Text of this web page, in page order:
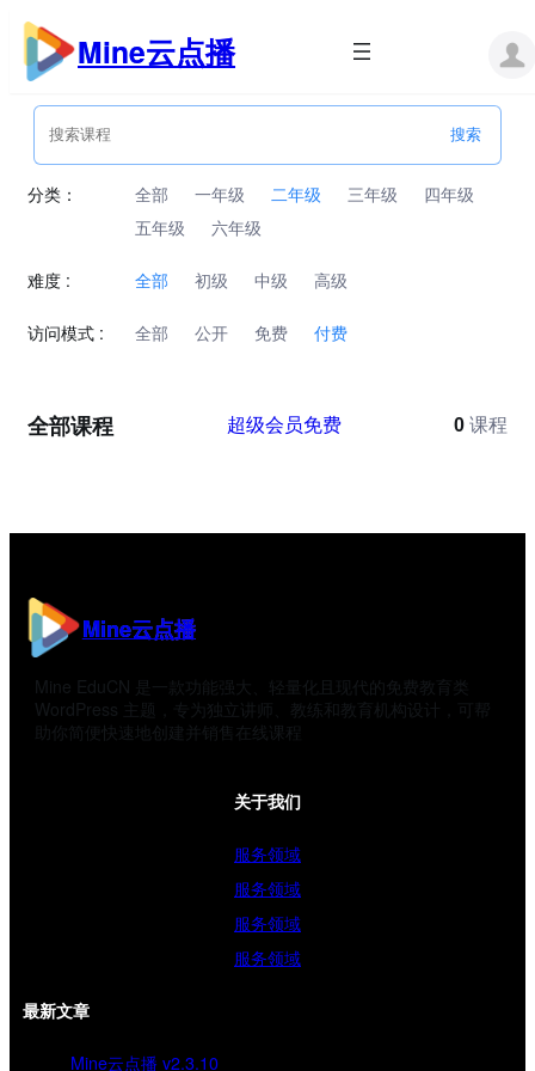
跳
内
Mine云点播
分类： 全部 一年级 二年级 三年级
四年级
五年级
六年级
难度 : 全部 初级 中级 高级
访问模式 : 全部 公开 免费 付费
全部课程 超级会员免费 0 课程
Mine云点播
Mine EduCN 是一款功能强大、轻量化且现代的免费教育类
WordPress 主题，专为独立讲师、教练和教育机构设计，可帮
助你简便快速地创建并销售在线课程
关于我们
服务领域
服务领域
服务领域
服务领域
最新文章
Mine云点播 v2.3.10